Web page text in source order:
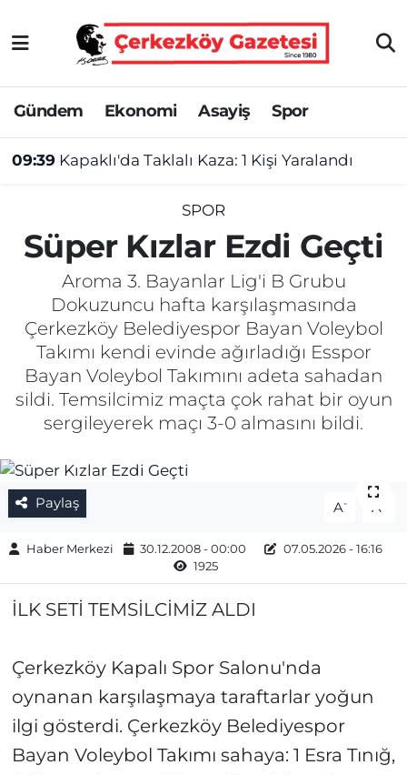
Gündem Ekonomi Asayiş Spor
09:39 Kapaklı'da Taklalı Kaza: 1 Kişi Yaralandı
SPOR
Süper Kızlar Ezdi Geçti
Aroma 3. Bayanlar Lig'i B Grubu
Dokuzuncu hafta karşılaşmasında
Çerkezköy Belediyespor Bayan Voleybol
Takımı kendi evinde ağırladığı Esspor
Bayan Voleybol Takımını adeta sahadan
sildi. Temsilcimiz maçta çok rahat bir oyun
sergileyerek maçı 3-0 almasını bildi.
Paylaş A- A
Haber Merkezi 30.12.2008 - 00:00
07.05.2026 - 16:16
1925
İLK SETİ TEMSİLCİMİZ ALDI
Çerkezköy Kapalı Spor Salonu'nda
oynanan karşılaşmaya taraftarlar yoğun
ilgi gösterdi. Çerkezköy Belediyespor
Bayan Voleybol Takımı sahaya: 1 Esra Tınığ,
Asayiş
Ekonomi
Gündem
Kültür&Sanat
Manşet
SAĞLIK
Spor
İletişim
Topluluk Kuralları
Tekirdağ Nöbetçi Eczaneler
Tekirdağ Hava Durumu
Tekirdağ Namaz Vakitleri
Tekirdağ Trafik Yoğunluk Haritası
Süper Lig Puan Durumu ve Fikstür
Tüm Manşetler
Son Dakika Haberleri
Haber Arşivi